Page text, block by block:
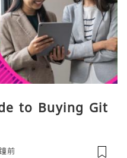
to Buying Git
前